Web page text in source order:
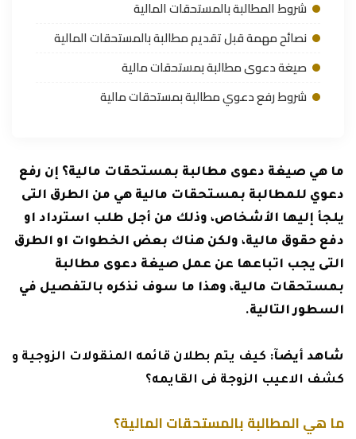
شروط المطالبة بالمستحقات المالية
نصائح مهمة قبل تقديم مطالبة بالمستحقات المالية
صيغة دعوى مطالبة بمستحقات مالية
شروط رفع دعوي مطالبة بمستحقات مالية
ما هي صيغة دعوى مطالبة بمستحقات مالية؟ إن رفع
دعوي للمطالبة بمستحقات مالية هي من الطرق التى
يلجأ إليها الأشخاص، وذلك من أجل طلب استرداد او
دفع حقوق مالية، ولكن هناك بعض الخطوات او الطرق
التى يجب اتباعها عن عمل صيغة دعوى مطالبة
بمستحقات مالية، وهذا ما سوف نذكره بالتفصيل في
السطور التالية.
شاهد أيضآ: كيف يتم بطلان قائمه المنقولات الزوجية و
كشف الاعيب الزوجة فى القايمه؟
ما هي المطالبة بالمستحقات المالية؟